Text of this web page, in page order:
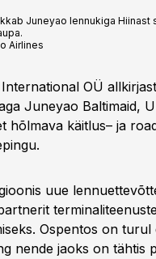
Juneyao lennukiga Hiinast
Airlines
OÜ
Juneyao Baltimaid,
hõlmava käitlus– ja
uue
Ospentos on turul
nende jaoks on tähtis